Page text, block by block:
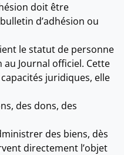
doit être
d’adhésion ou
le statut de personne
Journal officiel. Cette
juridiques, elle
des dons, des
des biens, dès
directement l’objet